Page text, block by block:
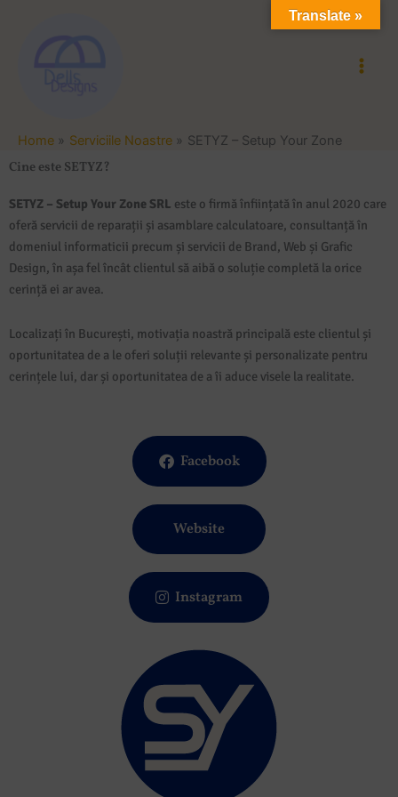
Home Serviciile Noastre SETYZ – Setup Your Zone
Cine este SETYZ?
SETYZ – Setup Your Zone SRL este o firmă înființată în anul 2020 care
oferă servicii de reparații și asamblare calculatoare, consultanță în
domeniul informaticii precum și servicii de Brand, Web și Grafic
Design, în așa fel încât clientul să aibă o soluție completă la orice
cerință ei ar avea.
Localizați în București, motivația noastră principală este clientul și
oportunitatea de a le oferi soluții relevante și personalizate pentru
cerințele lui, dar și oportunitatea de a îi aduce visele la realitate.
Facebook
Website
Instagram
Translate »